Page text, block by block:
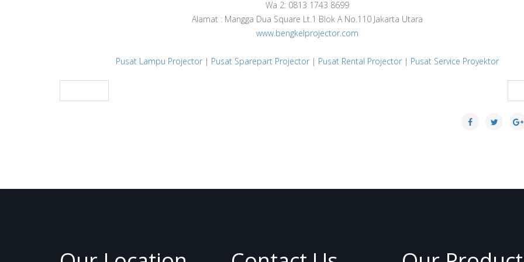
Wa 2: 0813 1743 8699
Alamat : Mangga Dua Square Lt.1 Blok A No.110 Jakarta Utara
www.bengkelprojector.com
Pusat Lampu Projector | Pusat Sparepart Projector | Pusat Rental Projector | Pusat Service Proyektor